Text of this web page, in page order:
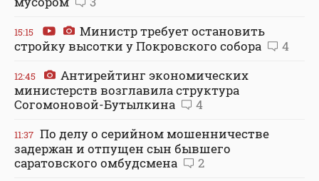
15:15
Министр требует остановить
стройку высотки у Покровского собора
4
12:45
Антирейтинг экономических
министерств возглавила структура
Согомоновой-Бутылкина
4
11:37 По делу о серийном мошенничестве
задержан и отпущен сын бывшего
саратовского омбудсмена
2